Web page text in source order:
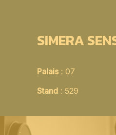
SIMERA
Palais: 07
Stand : 529